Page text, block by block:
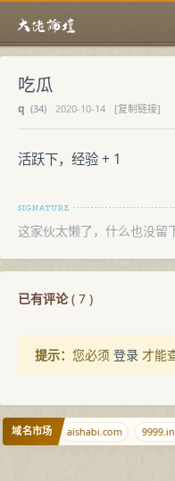
吃瓜
q (34) 2020-10-14
[复制链接]
活跃下，经验 + 1
这家伙太懒了，什么也没留
已有评论( 7 )
提示： 您必须 登录 才能
域名市场
ejqq.com aishabi.com